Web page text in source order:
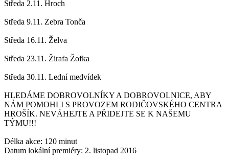
Středa 2.11. Hroch
Středa 9.11. Zebra Tonča
Středa 16.11. Želva
Středa 23.11. Žirafa Žofka
Středa 30.11. Lední medvídek
HLEDÁME DOBROVOLNÍKY A DOBROVOLNICE, ABY
NÁM POMOHLI S PROVOZEM RODIČOVSKÉHO CENTRA
HROŠÍK. NEVÁHEJTE A PŘIDEJTE SE K NAŠEMU
TÝMU!!!
Délka akce: 120 minut
Datum lokální premiéry: 2. listopad 2016